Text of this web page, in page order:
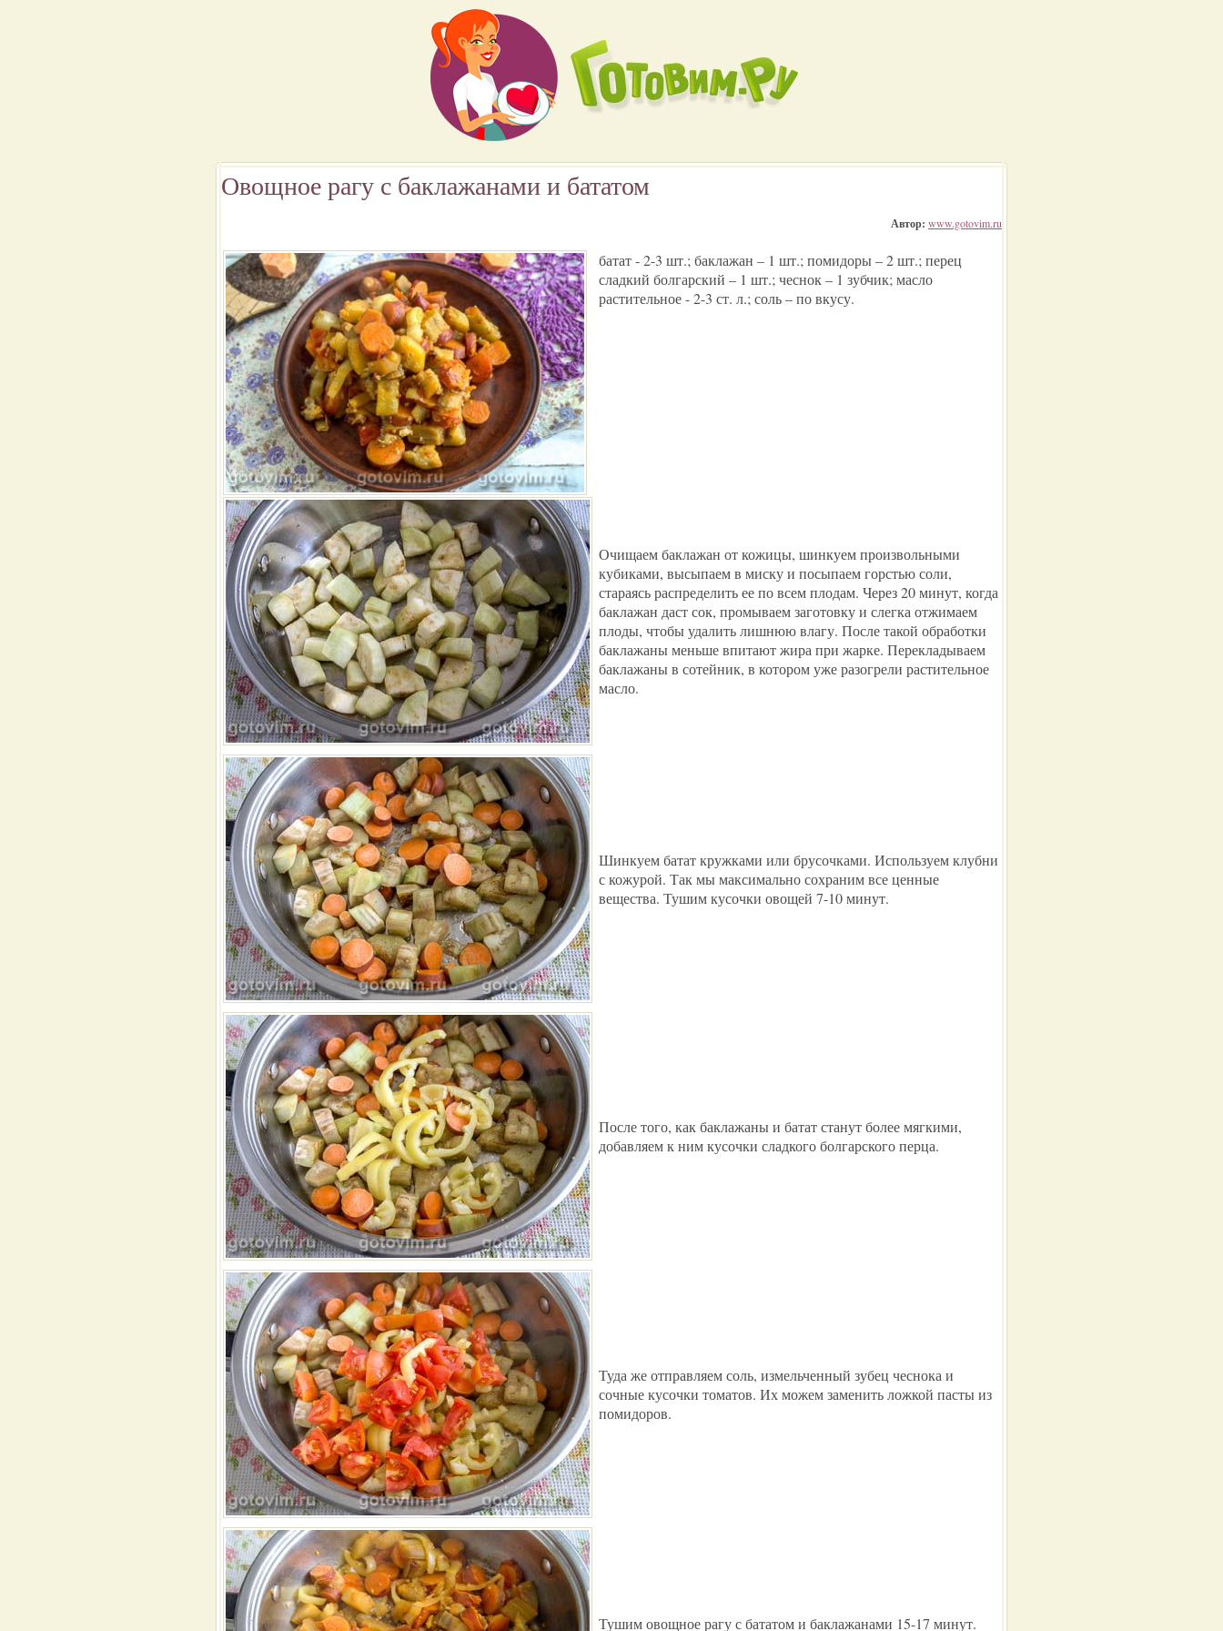
Овощное рагу с баклажанами и бататом
Автор: www.gotovim.ru
батат - 2-3 шт.; баклажан – 1 шт.; помидоры – 2 шт.; перец
сладкий болгарский – 1 шт.; чеснок – 1 зубчик; масло
растительное - 2-3 ст. л.; соль – по вкусу.
Очищаем баклажан от кожицы, шинкуем произвольными
кубиками, высыпаем в миску и посыпаем горстью соли,
стараясь распределить ее по всем плодам. Через 20 минут, когда
баклажан даст сок, промываем заготовку и слегка отжимаем
плоды, чтобы удалить лишнюю влагу. После такой обработки
баклажаны меньше впитают жира при жарке. Перекладываем
баклажаны в сотейник, в котором уже разогрели растительное
масло.
Шинкуем батат кружками или брусочками. Используем клубни
с кожурой. Так мы максимально сохраним все ценные
вещества. Тушим кусочки овощей 7-10 минут.
После того, как баклажаны и батат станут более мягкими,
добавляем к ним кусочки сладкого болгарского перца.
Туда же отправляем соль, измельченный зубец чеснока и
сочные кусочки томатов. Их можем заменить ложкой пасты из
помидоров.
Тушим овощное рагу с бататом и баклажанами 15-17 минут.